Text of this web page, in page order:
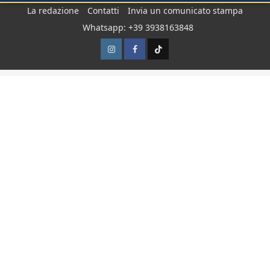
La redazione Contatti
Invia un comunicato stampa
Whatsapp: +39 3938163848
InstagramFacebook
TikTok